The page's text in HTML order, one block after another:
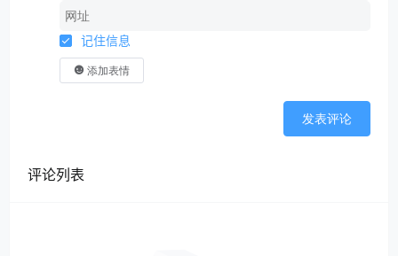
记住信息
添加表情
发表评论
评论列表